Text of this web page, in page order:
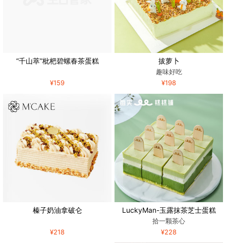
“千山萃”枇杷碧螺春茶蛋糕
¥159
拔萝卜
趣味好吃
¥198
榛子奶油拿破仑
¥218
LuckyMan-玉露抹茶芝士蛋糕
拾一颗茶心
¥228